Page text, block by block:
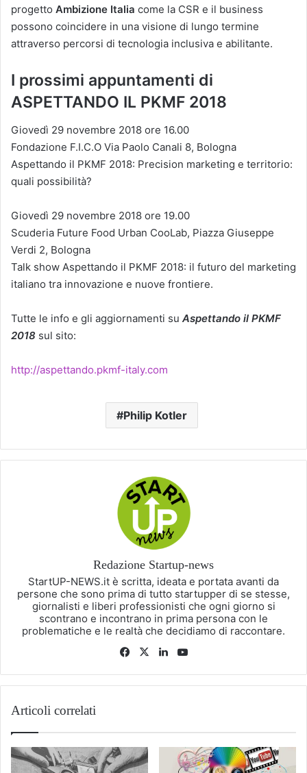
progetto Ambizione Italia come la CSR e il business
possono coincidere in una visione di lungo termine
attraverso percorsi di tecnologia inclusiva e abilitante.
I prossimi appuntamenti di
ASPETTANDO IL PKMF 2018
Giovedì 29 novembre 2018 ore 16.00
Fondazione F.I.C.O Via Paolo Canali 8, Bologna
Aspettando il PKMF 2018: Precision marketing e territorio:
quali possibilità?
Giovedì 29 novembre 2018 ore 19.00
Scuderia Future Food Urban CooLab, Piazza Giuseppe
Verdi 2, Bologna
Talk show Aspettando il PKMF 2018: il futuro del marketing
italiano tra innovazione e nuove frontiere.
Tutte le info e gli aggiornamenti su Aspettando il PKMF
2018 sul sito:
http://aspettando.pkmf-italy.com
Philip Kotler
Redazione Startup-news
StartUP-NEWS.it è scritta, ideata e portata avanti da
persone che sono prima di tutto startupper di se stesse,
giornalisti e liberi professionisti che ogni giorno si
scontrano e incontrano in prima persona con le
problematiche e le realtà che decidiamo di raccontare.
Facebook
X LinkedIn
Articoli correlati